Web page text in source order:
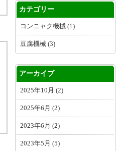
カテゴリー
コンニャク機械 (1)
豆腐機械 (3)
アーカイブ
2025年10月 (2)
2025年6月 (2)
2023年6月 (2)
2023年5月 (5)